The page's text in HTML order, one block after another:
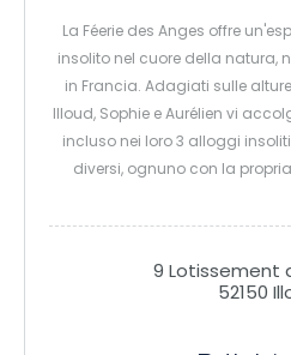
La Féerie des Anges offre
insolito nel cuore della natura,
in Francia. Adagiati sulle
Illoud, Sophie e Aurélien vi
incluso nei loro 3 alloggi
diversi, ognuno con la
privata: - Dormire sotto le
- Dormire sotto le stelle in una
incantata; - Dormire in
9 Lotissement
52150